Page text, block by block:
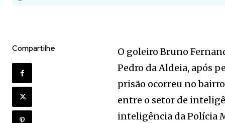
Compartilhe
O goleiro Bruno
Pedro da Aldeia, após
prisão ocorreu no
entre o setor de
inteligência da Polícia